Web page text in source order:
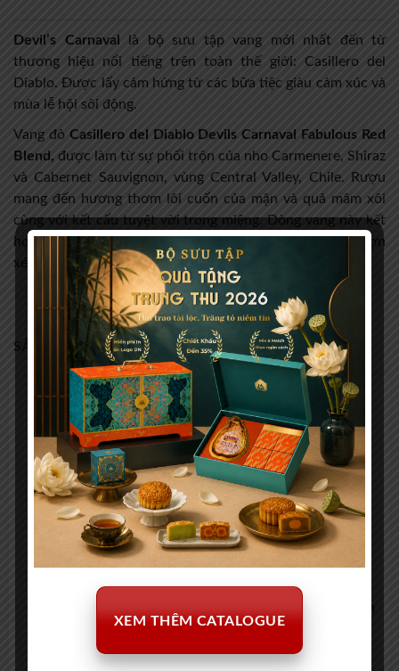
Devil’s Carnaval
là bộ sưu tập vang mới nhất đến từ
thương hiệu nổi tiếng trên toàn thế giới: Casillero del
Diablo. Được lấy cảm hứng từ các bữa tiệc giàu cảm xúc và
mùa lễ hội sôi động.
Vang đỏ Casillero del Diablo Devils Carnaval Fabulous Red
Blend, được làm từ sự phối trộn của nho Carmenere, Shiraz
và Cabernet Sauvignon, vùng Central Valley, Chile. Rượu
mang đến hương thơm lôi cuốn của mận và quả mâm xôi
cùng với kết cấu tuyệt vời trong miệng. Dòng vang này kết
hợp tốt với tất cả các loại thịt và mì ống, cánh gà, thịt lợn
xé hoặc bánh hamburger.
Đánh giá product
SẢN PHẨM TƯƠNG TỰ
Cabernet – AOP Bordeaux
347.000₫
Genesis Cabernet Sauvignon
238.999
XEM THÊM CATALOGUE